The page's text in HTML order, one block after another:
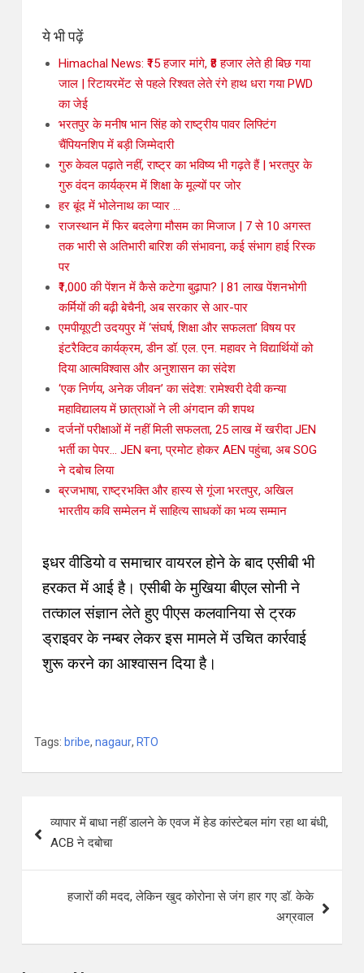
ये भी पढ़ें
Himachal News: ₹15 हजार मांगे, ₹8 हजार लेते ही बिछ गया
जाल | रिटायरमेंट से पहले रिश्वत लेते रंगे हाथ धरा गया PWD
का जेई
भरतपुर के मनीष भान सिंह को राष्ट्रीय पावर लिफ्टिंग
चैंपियनशिप में बड़ी जिम्मेदारी
गुरु केवल पढ़ाते नहीं, राष्ट्र का भविष्य भी गढ़ते हैं | भरतपुर के
गुरु वंदन कार्यक्रम में शिक्षा के मूल्यों पर जोर
हर बूंद में भोलेनाथ का प्यार …
राजस्थान में फिर बदलेगा मौसम का मिजाज | 7 से 10 अगस्त
तक भारी से अतिभारी बारिश की संभावना, कई संभाग हाई रिस्क
पर
₹1,000 की पेंशन में कैसे कटेगा बुढ़ापा? | 81 लाख पेंशनभोगी
कर्मियों की बढ़ी बेचैनी, अब सरकार से आर-पार
एमपीयूएटी उदयपुर में ‘संघर्ष, शिक्षा और सफलता’ विषय पर
इंटरैक्टिव कार्यक्रम, डीन डॉ. एल. एन. महावर ने विद्यार्थियों को
दिया आत्मविश्वास और अनुशासन का संदेश
‘एक निर्णय, अनेक जीवन’ का संदेश: रामेश्वरी देवी कन्या
महाविद्यालय में छात्राओं ने ली अंगदान की शपथ
दर्जनों परीक्षाओं में नहीं मिली सफलता, 25 लाख में खरीदा JEN
भर्ती का पेपर… JEN बना, प्रमोट होकर AEN पहुंचा, अब SOG
ने दबोच लिया
ब्रजभाषा, राष्ट्रभक्ति और हास्य से गूंजा भरतपुर, अखिल
भारतीय कवि सम्मेलन में साहित्य साधकों का भव्य सम्मान
इधरवीडियो व समाचार वायरल होने के बाद एसीबी भी
हरकत में आई है। एसीबी के मुखिया बीएल सोनी ने
तत्काल संज्ञान लेते हुए पीएस कलवानिया से ट्रक
ड्राइवर के नम्बर लेकर इस मामले में उचित कार्रवाई
शुरू करने का आश्वासन दिया है।
Tags: bribe, nagaur, RTO
व्यापार में बाधा नहीं डालने के एवज में हेड कांस्टेबल मांग रहा था बंधी,
ACB ने दबोचा
हजारों की मदद, लेकिन खुद कोरोना से जंग हार गए डॉ. केके
अग्रवाल